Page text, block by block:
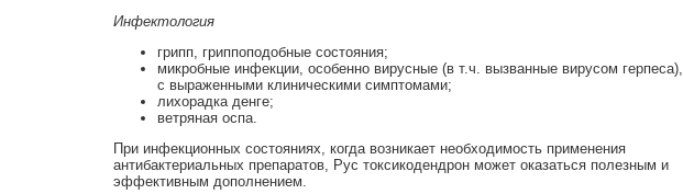
Инфектология
грипп, гриппоподобные состояния;
микробные инфекции, особенно вирусные (в т.ч. вызванные вирусом герпеса),
с выраженными клиническими симптомами;
лихорадка денге;
ветряная оспа.
При инфекционных состояниях, когда возникает необходимость применения
антибактериальных препаратов, Рус токсикодендрон может оказаться полезным и
эффективным дополнением.